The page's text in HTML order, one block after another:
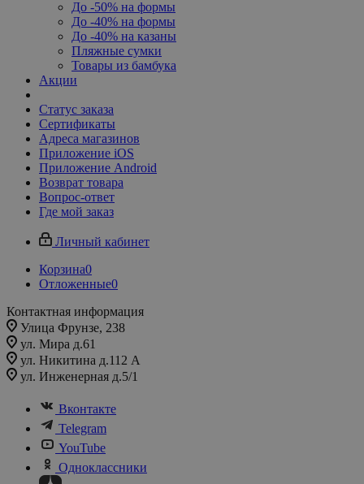
До -50% на формы
До -40% на формы
До -40% на казаны
Пляжные сумки
Товары из бамбука
Акции
Статус заказа
Сертификаты
Адреса магазинов
Приложение iOS
Приложение Android
Возврат товара
Вопрос-ответ
Где мой заказ
Личный кабинет
Корзина0
Отложенные0
Контактная информация
Улица Фрунзе, 238​
ул. Мира д.61
ул. Никитина д.112 А
ул. Инженерная д.5/1
Вконтакте
Telegram
YouTube
Одноклассники